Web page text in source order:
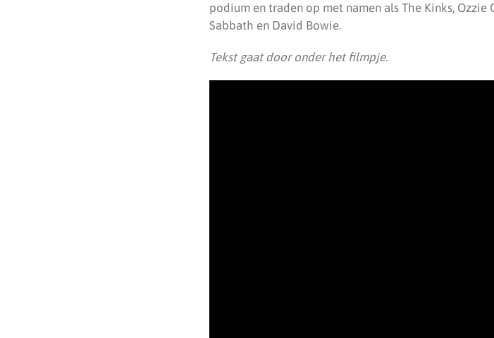
podium en traden op met namen als The Kinks, Ozzie
Sabbath en David Bowie.
Tekst gaat door onder het filmpje.